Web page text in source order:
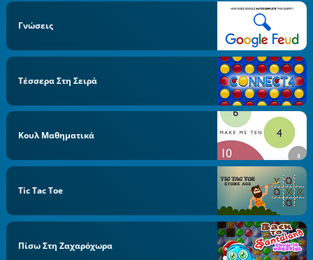
Γνώσεις
Τέσσερα Στη Σειρά
Κουλ Μαθηματικά
Tic Tac Toe
Πίσω Στη Ζαχαρόχωρα